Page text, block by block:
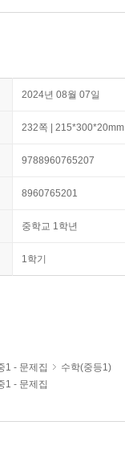
2024년 08월 07일
232쪽 | 215*300*20mm
9788960765207
8960765201
중학교 1학년
1학기
1 - 문제집
수학(중등1)
1 - 문제집